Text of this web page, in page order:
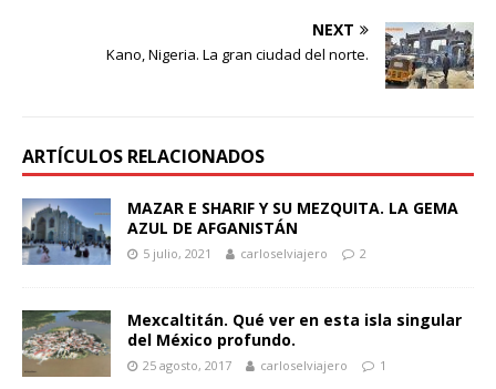
NEXT
Kano, Nigeria. La gran ciudad del norte.
ARTÍCULOS RELACIONADOS
MAZAR E SHARIF Y SU MEZQUITA. LA GEMA
AZUL DE AFGANISTÁN
5 julio, 2021 carloselviajero 2
Mexcaltitán. Qué ver en esta isla singular
del México profundo.
25 agosto, 2017 carloselviajero 1